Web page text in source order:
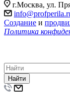
г.Москва, ул.
Создание и
Политика
Найти